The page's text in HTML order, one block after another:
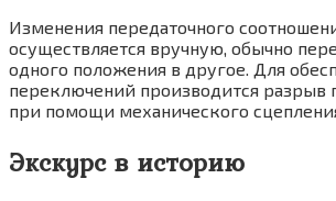
Изменения передаточного
осуществляется вручную, обычно
одного положения в другое. Для
переключений производится разрыв
при помощи механического
Экскурс в историю